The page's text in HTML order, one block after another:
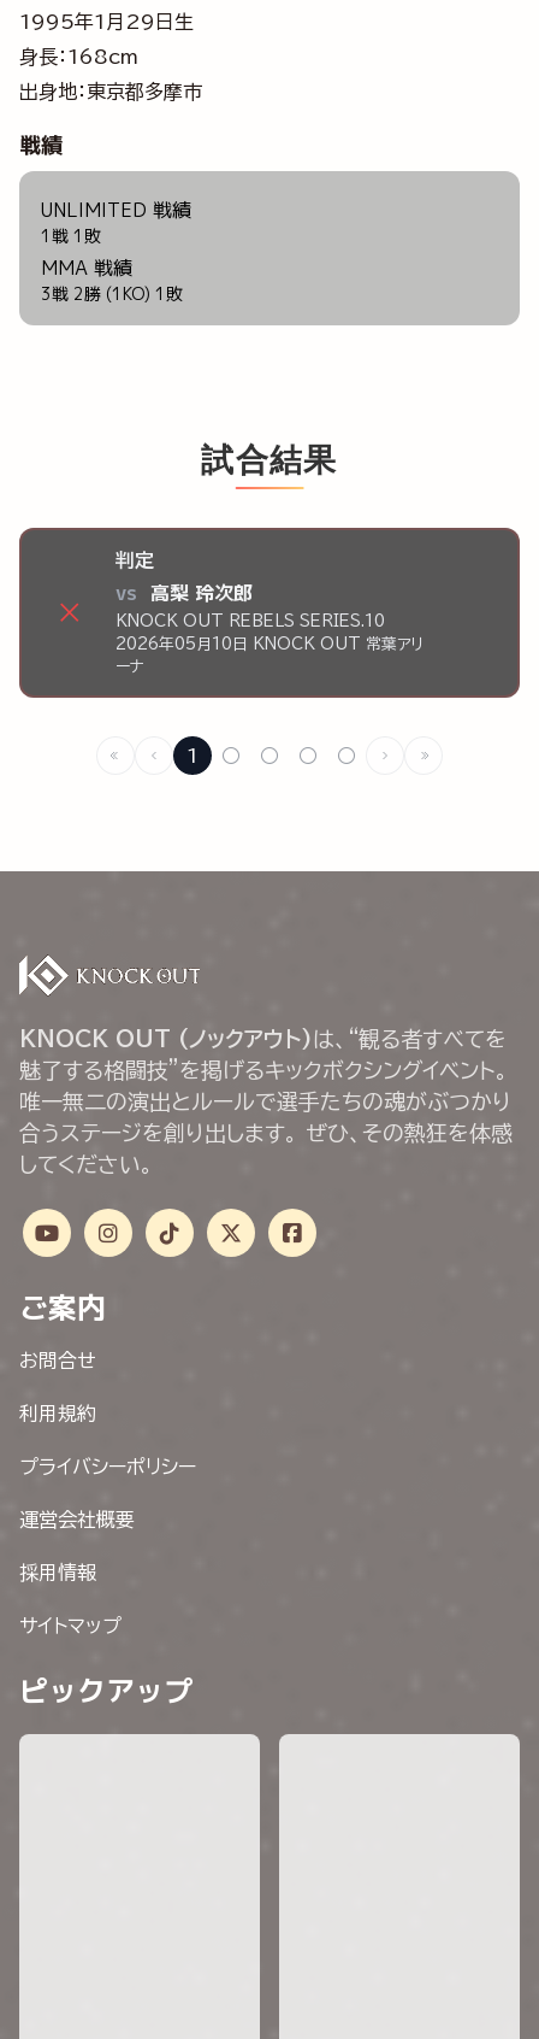
1995年1月29日生
身長：168cm
出身地：東京都多摩市
戦績
UNLIMITED 戦績
1戦 1敗
MMA 戦績
3戦 2勝 (1KO) 1敗
試合結果
×
判定
vs 高梨 玲次郎
KNOCK OUT REBELS SERIES.10
2026年05月10日 KNOCK OUT 常葉アリ
ーナ
1 ○ ○ ○ ○
KNOCK OUT (ノックアウト) は、“観る者すべてを
魅了する格闘技”を掲げるキックボクシングイベント。
唯一無二の演出とルールで選手たちの魂がぶつかり
合うステージを創り出します。 ぜひ、その熱狂を体感
してください。
ご案内
お問合せ
利用規約
プライバシーポリシー
運営会社概要
採用情報
サイトマップ
ピックアップ